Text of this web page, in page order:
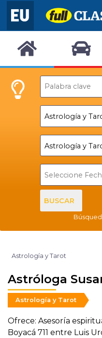
BUSCAR
Astrología y Tarot
Astróloga
Astrología y Tarot
Ofrece: Asesoría
Boyacá 711 entre Luis